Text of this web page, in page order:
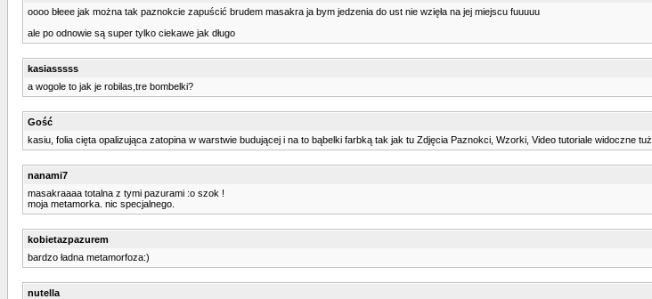
oooo błeee jak można tak paznokcie zapuścić brudem masakra ja bym jedzenia do ust nie wzięła na jej miejscu fuuuuu
ale po odnowie są super tylko ciekawe jak długo
kasiasssss
a wogole to jak je robilas,tre bombelki?
Gość
kasiu, folia cięta opalizująca zatopina w warstwie budującej i na to bąbelki farbką tak jak tu Zdjęcia Paznokci, Wzorki, Video tutoriale widoczne
nanami7
masakraaaa totalna z tymi pazurami :o szok !
moja metamorka. nic specjalnego.
kobietazpazurem
bardzo ładna metamorfoza:)
nutella